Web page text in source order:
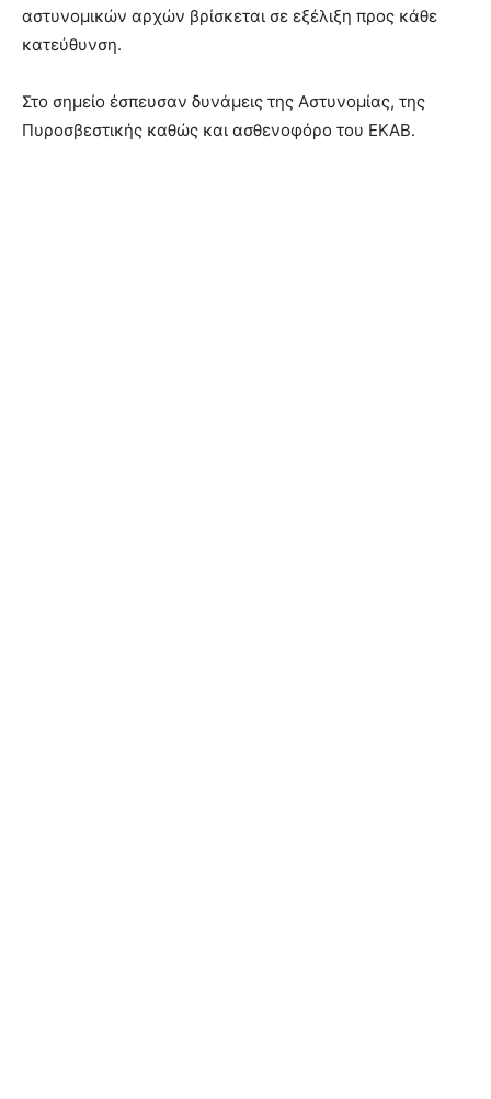
αστυνομικών αρχών βρίσκεται σε εξέλιξη προς κάθε
κατεύθυνση.
Στο σημείο έσπευσαν δυνάμεις της Αστυνομίας, της
Πυροσβεστικής καθώς και ασθενοφόρο του ΕΚΑΒ.